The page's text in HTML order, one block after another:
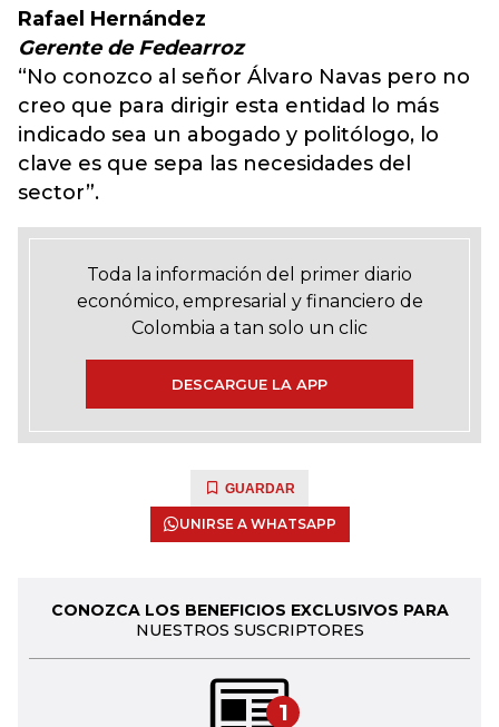
Rafael Hernández
Gerente de Fedearroz
“No conozco al señor Álvaro Navas pero no
creo que para dirigir esta entidad lo más
indicado sea un abogado y politólogo, lo
clave es que sepa las necesidades del
sector”.
Toda la información del primer diario
económico, empresarial y financiero de
Colombia a tan solo un clic
DESCARGUE LA APP
GUARDAR
UNIRSE A WHATSAPP
CONOZCA LOS BENEFICIOS EXCLUSIVOS PARA
NUESTROS SUSCRIPTORES
1